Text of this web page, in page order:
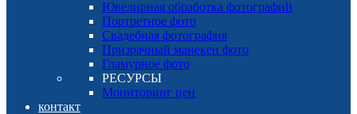
Ювелирная обработка фотографий
Портретное фото
Свадебная фотография
Призрачный манекен фото
Гламурное фото
РЕСУРСЫ
Мониторинг цен
контакт